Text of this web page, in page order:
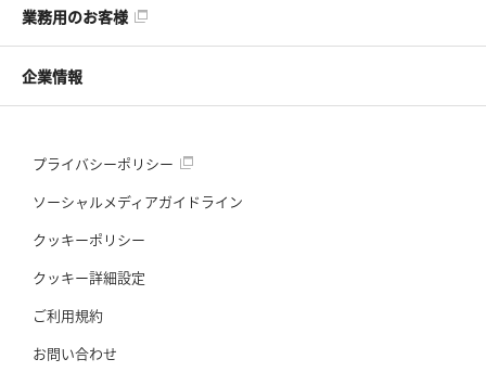
業務用のお客様
企業情報
プライバシーポリシー
ソーシャルメディアガイドライン
クッキーポリシー
クッキー詳細設定
ご利用規約
お問い合わせ